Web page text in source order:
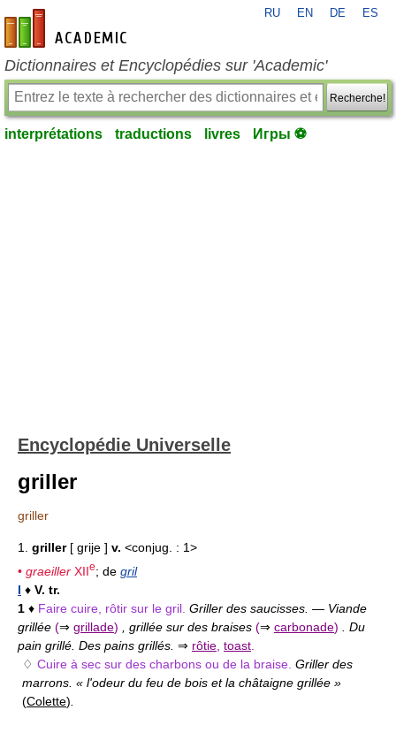
fr-academic.com
RU EN DE ES
Dictionnaires et Encyclopédies sur 'Academic'
Recherche!
interprétations traductions livres Игры ⚽
Encyclopédie Universelle
griller
griller
1. griller[ grije ] v. <conjug. : 1>
• graeiller XIIe; de gril
I ♦ V. tr.
1 ♦ Faire cuire, rôtir sur le gril. Griller des saucisses. — Viande
grillée (⇒ grillade) , grillée sur des braises (⇒ carbonade) . Du
pain grillé. Des pains grillés. ⇒ rôtie toast
♢ Cuire à sec sur des charbons ou de la braise. Griller des
marrons. « l'odeur du feu de bois et la châtaigne grillée »
(Colette)